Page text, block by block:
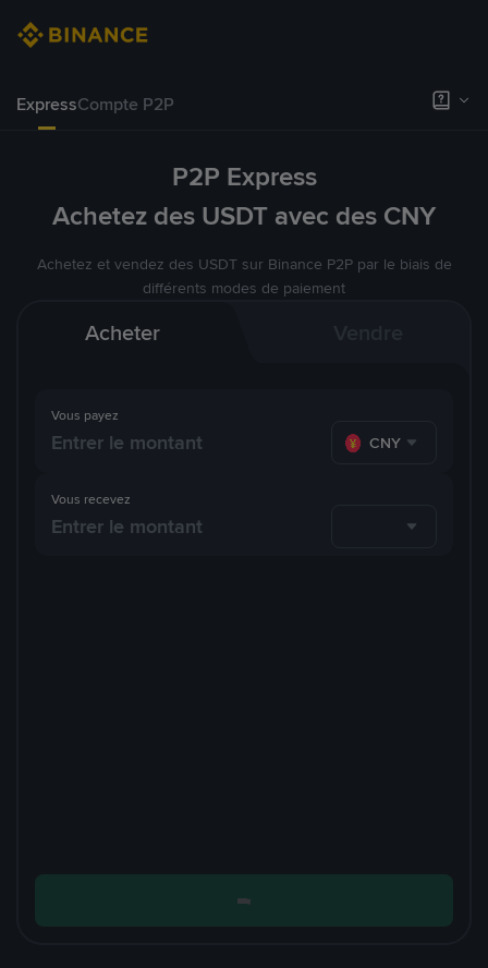
ExpressCompte P2P
P2P Express
Achetez des USDT avec des CNY
Achetez et vendez des USDT sur Binance P2P par le biais de
différents modes de paiement
Acheter
Vous payez
CNY
Vous recevez